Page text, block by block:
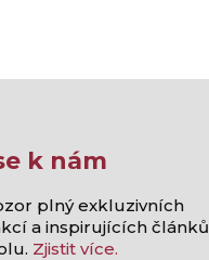
k nám
plný exkluzivních
a inspirujících článků
Zjistit více.